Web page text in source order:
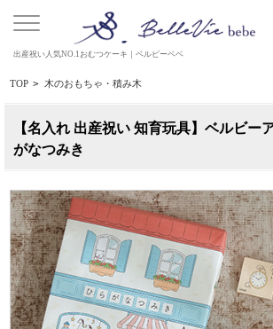
出産祝い人気NO.1おむつケーキ｜ベルビーベベ
TOP > 木のおもちゃ・積み木
【名入れ 出産祝い 知育玩具】ベルビ
がなつみき